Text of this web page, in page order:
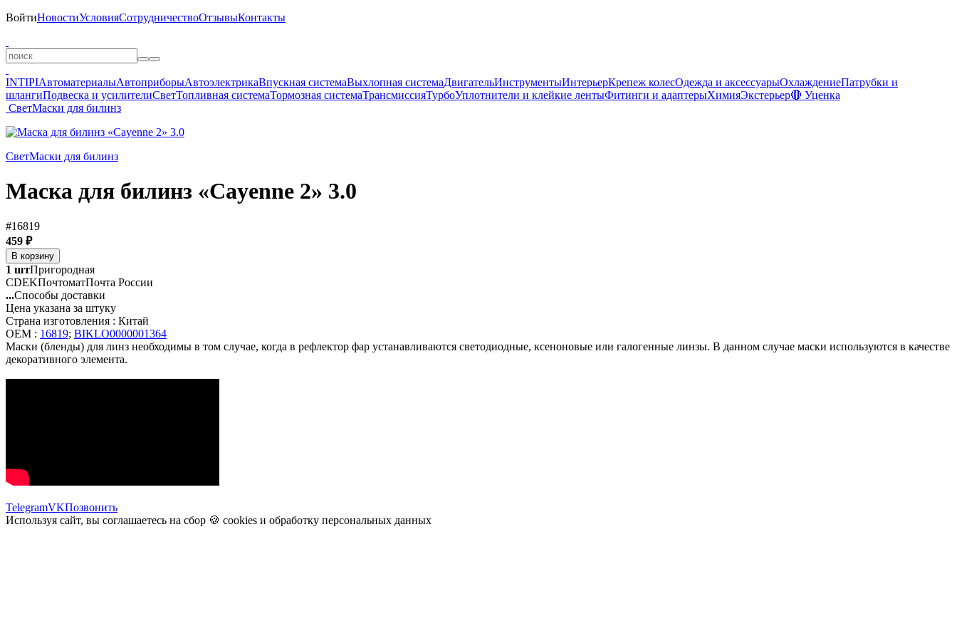
ВойтиНовостиУсловияСотрудничествоОтзывыКонтакты
INTIPIАвтоматериалыАвтоприборыАвтоэлектрикаВпускная системаВыхлопная системаДвигательИнструментыИнтерьерКрепеж колесОдежда и аксессуарыОхлаждениеПатрубки и
шлангиПодвеска и усилителиСветТопливная системаТормозная системаТрансмиссияТурбоУплотнители и клейкие лентыФитинги и адаптерыХимияЭкстерьер🔴 Уценка
СветМаски для билинз
СветМаски для билинз
Маска для билинз «Cayenne 2» 3.0
#16819
459 ₽
В корзину
1 штПригородная
CDEKПочтоматПочта России
...Способы доставки
Цена указана за штуку
Страна изготовления : Китай
OEM : 16819; BIKLO0000001364
Маски (бленды) для линз необходимы в том случае, когда в рефлектор фар устанавливаются светодиодные, ксеноновые или галогенные линзы. В данном случае маски используются в качестве
декоративного элемента.
TelegramVKПозвонить
Используя сайт, вы соглашаетесь на сбор 🍪 cookies и обработку персональных данных